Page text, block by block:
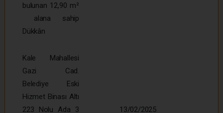
bulunan 12,90 m²
alana sahip
Dükkân
Kale Mahallesi
Gazi Cad.
Belediye Eski
Hizmet Binası Altı
223 Nolu Ada 3
13/02/2025